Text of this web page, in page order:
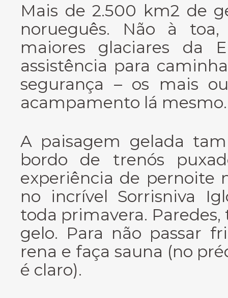
Mais de 2.500 km2 de
norueguês. Não à
maiores glaciares da
assistência para
segurança – os mais
acampamento lá mesmo.
A paisagem gelada
bordo de trenós
experiência de pernoite
no incrível Sorrisniva
toda primavera. Paredes,
gelo. Para não passar
rena e faça sauna (no
é claro).